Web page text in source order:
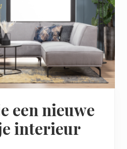
een nieuwe
interieur